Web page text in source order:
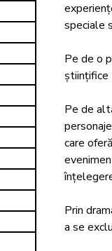
speciale
Pe de o
științifice
Pe de
care
Prin
a se